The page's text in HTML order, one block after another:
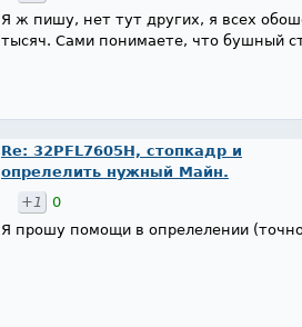
Я ж пишу, нет тут других, я всех
тысяч. Сами понимаете, что бушный
Re: 32PFL7605H, стопкадр и
опрелелить нужный Майн.
+1
0
Я прошу помощи в опрелелении